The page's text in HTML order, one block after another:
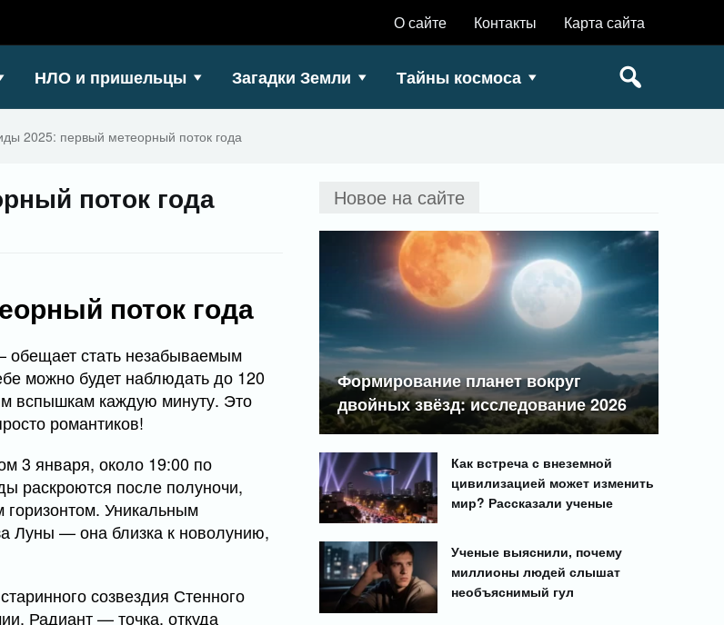
О сайте Контакты Карта сайта
НЛО и пришельцы Загадки Земли Тайны космоса
2025: первый метеорный поток года
поток года
поток года
стать незабываемым
можно будет наблюдать до 120
вспышкам каждую минуту. Это
романтиков!
3 января, около 19:00 по
раскроются после полуночи,
горизонтом. Уникальным
Луны — она близка к новолунию,
созвездия Стенного
Радиант — точка, откуда
Новое на сайте
Формирование планет вокруг
двойных звёзд: исследование 2026
Как встреча с внеземной
цивилизацией может изменить
мир? Рассказали ученые
Ученые выяснили, почему
миллионы людей слышат
необъяснимый гул